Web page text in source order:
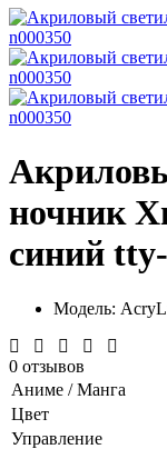
ночник
синий
Модель:
0 отзывов
Аниме / Манга
Цвет
Управление